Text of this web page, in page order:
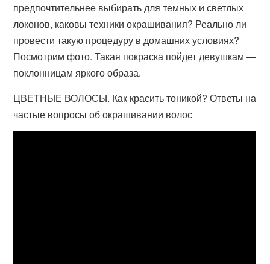
предпочтительнее выбирать для темных и светлых
локонов, каковы техники окрашивания? Реально ли
провести такую процедуру в домашних условиях?
Посмотрим фото. Такая покраска пойдет девушкам —
поклонницам яркого образа.
ЦВЕТНЫЕ ВОЛОСЫ. Как красить тоникой? Ответы на
частые вопросы об окрашивании волос